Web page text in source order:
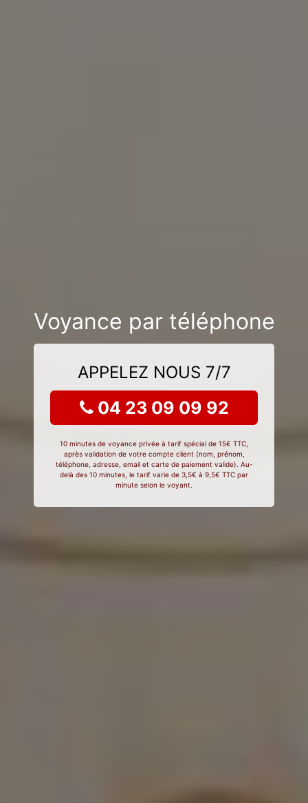
Voyance par téléphone
APPELEZ NOUS 7/7
04 23 09 09 92
10 minutes de voyance privée à tarif spécial de 15€ TTC,
après validation de votre compte client (nom, prénom,
téléphone, adresse, email et carte de paiement valide). Au-
delà des 10 minutes, le tarif varie de 3,5€ à 9,5€ TTC par
minute selon le voyant.